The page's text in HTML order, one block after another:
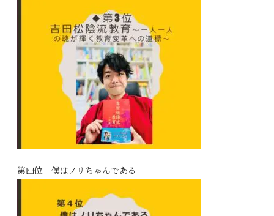
第四位 僕はノリちゃんである